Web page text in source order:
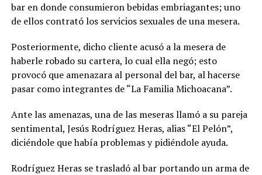
bar en donde consumieron bebidas embriagantes; uno
de ellos contrató los servicios sexuales de una mesera.
Posteriormente, dicho cliente acusó a la mesera de
haberle robado su cartera, lo cual ella negó; esto
provocó que amenazara al personal del bar, al hacerse
pasar como integrantes de “La Familia Michoacana”.
Ante las amenazas, una de las meseras llamó a su pareja
sentimental, Jesús Rodríguez Heras, alias “El Pelón”,
diciéndole que había problemas y pidiéndole ayuda.
Rodríguez Heras se trasladó al bar portando un arma de